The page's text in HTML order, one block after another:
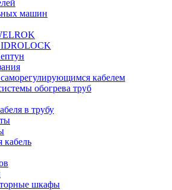
машин
кабелем
обогрева труб
в трубу
шкафы